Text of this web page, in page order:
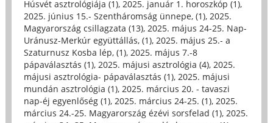
Húsvét asztrológiája (1), 2025. január 1. horoszkóp (1),
2025. június 15.- Szentháromság ünnepe, (1), 2025.
Magyarország csillagzata (13), 2025. május 24-25. Nap-
Uránusz-Merkúr együttállás, (1), 2025. május 25.- a
Szaturnusz Kosba lép, (1), 2025. május 7.-8
pápaválasztás (1), 2025. májusi asztrológia (4), 2025.
májusi asztrológia- pápaválasztás (1), 2025. májusi
mundán asztrológia (1), 2025. március 20. - tavaszi
nap-éj egyenlőség (1), 2025. március 24-25. (1), 2025.
március 24.-25. Magyarország ézévi sorsfelad (1), 2025.